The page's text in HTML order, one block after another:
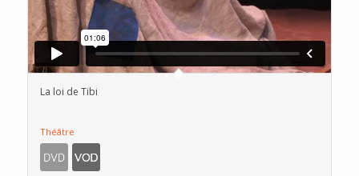
La loi de Tibi
Théâtre